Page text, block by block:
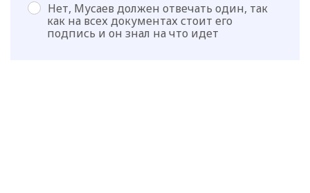
Нет, Мусаев должен отвечать один, так
как на всех документах стоит его
подпись и он знал на что идет